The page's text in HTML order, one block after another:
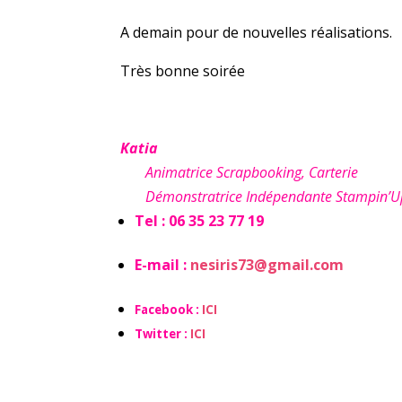
A demain pour de nouvelles réalisations.
Très bonne soirée
Katia
Animatrice Scrapbooking, Carterie
Démonstratrice Indépendante
Tel : 06 35 23 77 19
E-mail : nesiris73@gmail.com
Facebook : ICI
Twitter : ICI